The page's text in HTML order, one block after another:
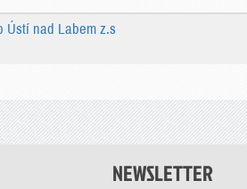
Ústí nad Labem z.s
NEWSLETTER